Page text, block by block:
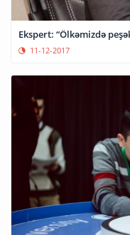
Ekspert: “Ölkəmizdə
11-12-2017